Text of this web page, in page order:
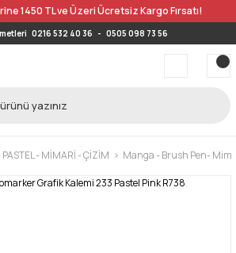
1450 TL ve Üzeri Ücretsiz Kargo Fırsatı!
0216 532 40 36 - 0505 098 73 56
- MİMARİ - ÇİZİM Manga - Brush Pen-